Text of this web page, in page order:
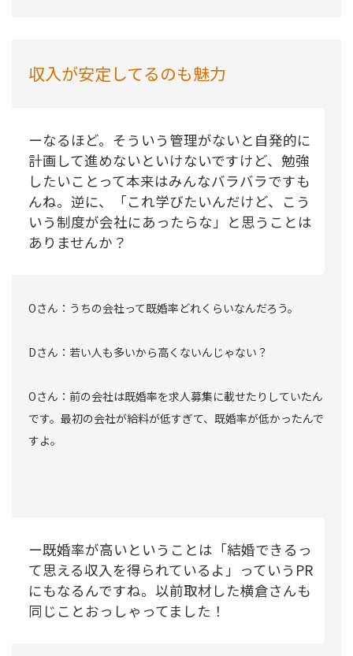
収入が安定してるのも魅力
ーなるほど。そういう管理がないと自発的に
計画して進めないといけないですけど、勉強
したいことって本来はみんなバラバラですも
んね。逆に、「これ学びたいんだけど、こう
いう制度が会社にあったらな」と思うことは
ありませんか？
Oさん：うちの会社って既婚率どれくらいなんだろう。
Dさん：若い人も多いから高くないんじゃない？
Oさん：前の会社は既婚率を求人募集に載せたりしていたん
です。最初の会社が給料が低すぎて、既婚率が低かったんで
すよ。
ー既婚率が高いということは「結婚できるっ
て思える収入を得られているよ」っていうPR
にもなるんですね。以前取材した横倉さんも
同じことおっしゃってました！